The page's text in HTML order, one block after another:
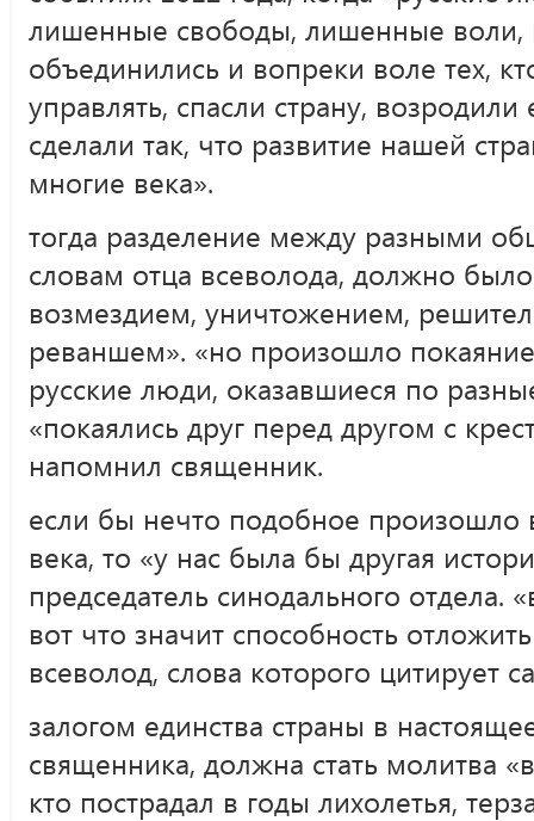
лишенные свободы, лишенные
объединились и вопреки воле тех,
управлять, спасли страну,
сделали так, что развитие нашей
многие века».
тогда разделение между разными
словам отца всеволода, должно
возмездием, уничтожением,
реваншем». «но произошло
русские люди, оказавшиеся по
«покаялись друг перед другом с
напомнил священник.
если бы нечто подобное
века, то «у нас была бы другая
председатель синодального отдела.
вот что значит способность
всеволод, слова которого цитирует
залогом единства страны в
священника, должна стать молитва
кто пострадал в годы лихолетья,